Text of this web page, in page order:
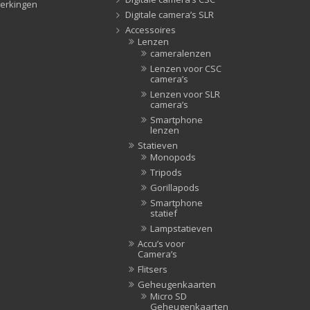
Studioflitsers
televisie afstandsbedieningen
Afstandsbedieningen
Digitale camera’s SLR
Accessoires
Lenzen
cameralenzen
Lenzen voor CSC
camera’s
Lenzen voor SLR
camera’s
Smartphone
lenzen
Statieven
Monopods
Tripods
Gorillapods
Smartphone
statief
Lampstatieven
Accu’s voor
Camera’s
Flitsers
Geheugenkaarten
Micro SD
Geheugenkaarten